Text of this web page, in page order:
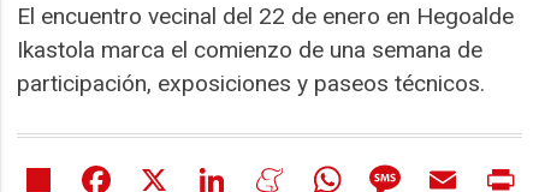
El encuentro vecinal del 22 de enero en Hegoalde
Ikastola marca el comienzo de una semana de
participación, exposiciones y paseos técnicos.
Share Facebook LinkedIn MeneameWhatsAppMessageEmail